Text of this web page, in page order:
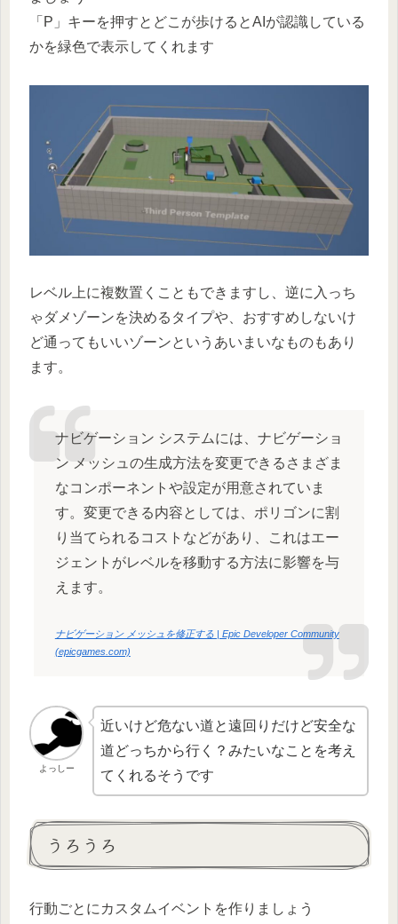
「P」キーを押すとどこが歩けるとAIが認識している
かを緑色で表示してくれます
レベル上に複数置くこともできますし、逆に入っち
ゃダメゾーンを決めるタイプや、おすすめしないけ
ど通ってもいいゾーンというあいまいなものもあり
ます。
ナビゲーション システムには、ナビゲーショ
ン メッシュの生成方法を変更できるさまざま
なコンポーネントや設定が用意されていま
す。変更できる内容としては、ポリゴンに割
り当てられるコストなどがあり、これはエー
ジェントがレベルを移動する方法に影響を与
えます。
ナビゲーション メッシュを修正する | Epic Developer Community
(epicgames.com)
よっしー
近いけど危ない道と遠回りだけど安全な
道どっちから行く？みたいなことを考え
てくれるそうです
うろうろ
行動ごとにカスタムイベントを作りましょう